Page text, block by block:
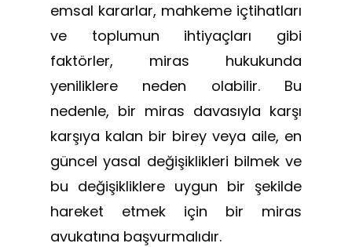
emsal kararlar, mahkeme içtihatları
ve toplumun ihtiyaçları gibi
faktörler, miras hukukunda
yeniliklere neden olabilir. Bu
nedenle, bir miras davasıyla karşı
karşıya kalan bir birey veya aile, en
güncel yasal değişiklikleri bilmek ve
bu değişikliklere uygun bir şekilde
hareket etmek için bir miras
avukatına başvurmalıdır.